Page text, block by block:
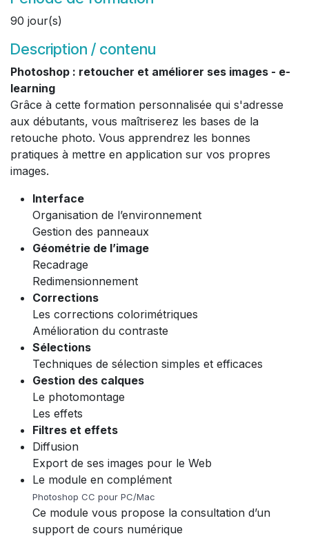
90 jour(s)
Description / contenu
Photoshop : retoucher et améliorer ses images - e-
learning
Grâce à cette formation personnalisée qui s'adresse
aux débutants, vous maîtriserez les bases de la
retouche photo. Vous apprendrez les bonnes
pratiques à mettre en application sur vos propres
images.
Interface
Organisation de l’environnement
Gestion des panneaux
Géométrie de l’image
Recadrage
Redimensionnement
Corrections
Les corrections colorimétriques
Amélioration du contraste
Sélections
Techniques de sélection simples et efficaces
Gestion des calques
Le photomontage
Les effets
Filtres et effets
Diffusion
Export de ses images pour le Web
Le module en complément
Photoshop CC pour PC/Mac
Ce module vous propose la consultation d’un
support de cours numérique